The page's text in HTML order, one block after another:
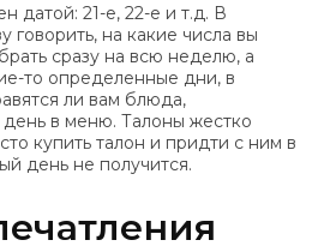
датой: 21-е, 22-е и т.д. В
говорить, на какие числа вы
сразу на всю неделю, а
то определенные дни, в
ли вам блюда,
день в меню. Талоны жестко
купить талон и придти с ним в
день не получится.